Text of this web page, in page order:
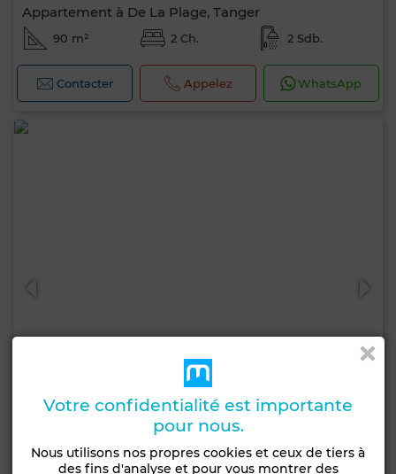
Appartement à De La Plage, Tanger
90 m² 2 Ch. 2 Sdb.
Contacter Appelez WhatsApp
7 000 000 DH
Votre confidentialité est importante
pour nous.
Nous utilisons nos propres cookies et ceux de tiers à
des fins d'analyse et pour vous montrer des